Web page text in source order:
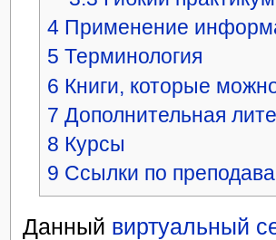
4 Применение
5 Терминология
6 Книги, которые
7 Дополнительная
8 Курсы
9 Ссылки по
Данный виртуальный